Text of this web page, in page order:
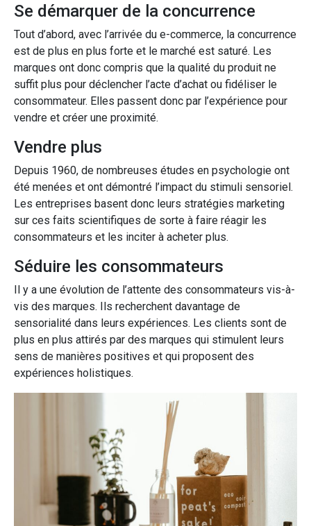
Se démarquer de la concurrence
Tout d’abord, avec l’arrivée du e-commerce, la concurrence
est de plus en plus forte et le marché est saturé. Les
marques ont donc compris que la qualité du produit ne
suffit plus pour déclencher l’acte d’achat ou fidéliser le
consommateur. Elles passent donc par l’expérience pour
vendre et créer une proximité.
Vendre plus
Depuis 1960, de nombreuses études en psychologie ont
été menées et ont démontré l’impact du stimuli sensoriel.
Les entreprises basent donc leurs stratégies marketing
sur ces faits scientifiques de sorte à faire réagir les
consommateurs et les inciter à acheter plus.
Séduire les consommateurs
Il y a une évolution de l’attente des consommateurs vis-à-
vis des marques. Ils recherchent davantage de
sensorialité dans leurs expériences. Les clients sont de
plus en plus attirés par des marques qui stimulent leurs
sens de manières positives et qui proposent des
expériences holistiques.